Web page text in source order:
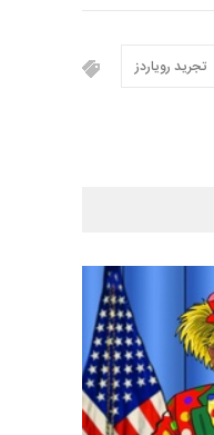
تجرید رویاردز